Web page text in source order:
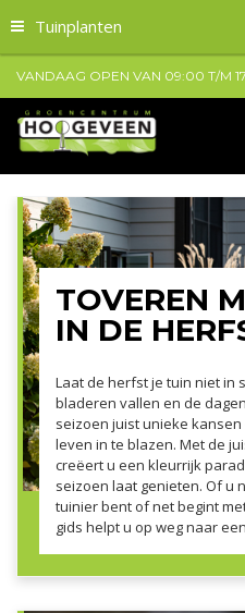
Tuinplanten
VANDAAG OPEN VAN 09:00 T/M
TOVEREN
IN DE
Laat de herfst je tuin niet in
bladeren vallen en de
seizoen juist unieke
leven in te blazen. Met de
creëert u een kleurrijk
seizoen laat genieten. Of u
tuinier bent of net begint
gids helpt u op weg naar